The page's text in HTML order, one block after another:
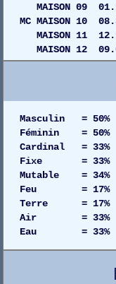
MAISON 09
MC MAISON
MAISON 11
MAISON 12
Masculin = 50%
Féminin = 50%
Cardinal = 33%
Fixe = 33%
Mutable = 34%
Feu = 17%
Terre = 17%
Air = 33%
Eau = 33%